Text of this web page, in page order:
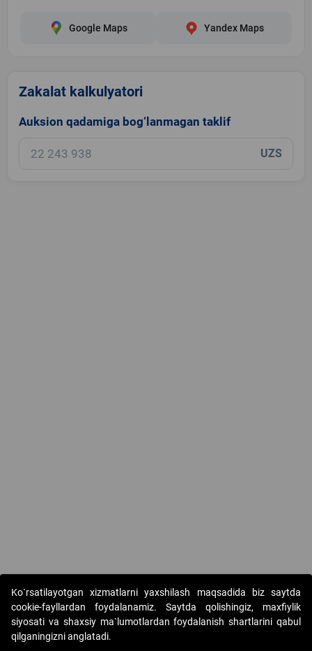
Google Maps Yandex Maps
Zakalat kalkulyatori
Auksion qadamiga bog‘lanmagan taklif
UZS
Copyright © 2017-2026. "Elektron onlayn-auksionlarni
Ko`rsatilayotgan xizmatlarni yaxshilash maqsadida biz saytda
cookie-fayllardan foydalanamiz. Saytda qolishingiz, maxfiylik
siyosati va shaxsiy ma`lumotlardan foydalanish shartlarini qabul
qilganingizni anglatadi.